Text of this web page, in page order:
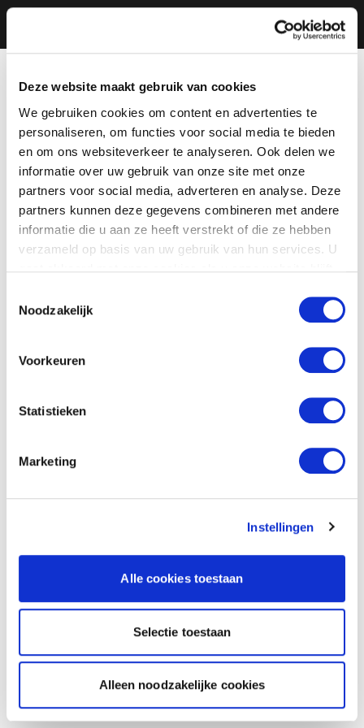
Deze website maakt gebruik van cookies
We gebruiken cookies om content en advertenties te
personaliseren, om functies voor social media te bieden
en om ons websiteverkeer te analyseren. Ook delen we
informatie over uw gebruik van onze site met onze
partners voor social media, adverteren en analyse. Deze
partners kunnen deze gegevens combineren met andere
informatie die u aan ze heeft verstrekt of die ze hebben
verzameld op basis van uw gebruik van hun services. U
Noodzakelijk
Voorkeuren
Statistieken
Marketing
Instellingen
Alle cookies toestaan
Selectie toestaan
Alleen noodzakelijke cookies